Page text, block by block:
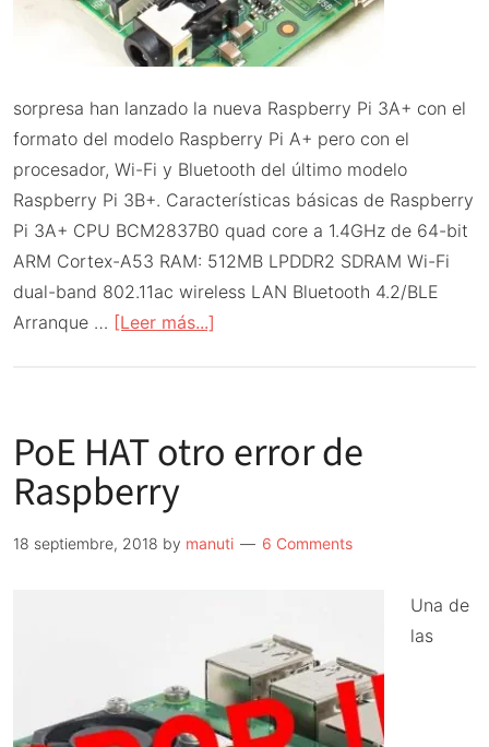
sorpresa han lanzado la nueva Raspberry Pi 3A+ con el
formato del modelo Raspberry Pi A+ pero con el
procesador, Wi-Fi y Bluetooth del último modelo
Raspberry Pi 3B+. Características básicas de Raspberry
Pi 3A+ CPU BCM2837B0 quad core a 1.4GHz de 64-bit
ARM Cortex-A53 RAM: 512MB LPDDR2 SDRAM Wi-Fi
dual-band 802.11ac wireless LAN Bluetooth 4.2/BLE
Arranque … [Leer más...]
Pi
PoE HAT otro error de
Raspberry
18 septiembre, 2018 by manuti 6 Comments
Una de
las